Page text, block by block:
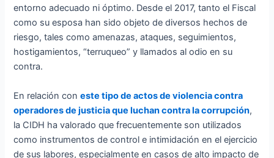
entorno adecuado ni óptimo. Desde el 2017, tanto el Fiscal
como su esposa han sido objeto de diversos hechos de
riesgo, tales como amenazas, ataques, seguimientos,
hostigamientos, “terruqueo” y llamados al odio en su
contra.
En relación coneste tipo de actos de violencia contra
operadores de justicia que luchan contra la corrupción,
la CIDH ha valorado que frecuentemente son utilizados
como instrumentos de control e intimidación en el ejercicio
de sus labores, especialmente en casos de alto impacto de